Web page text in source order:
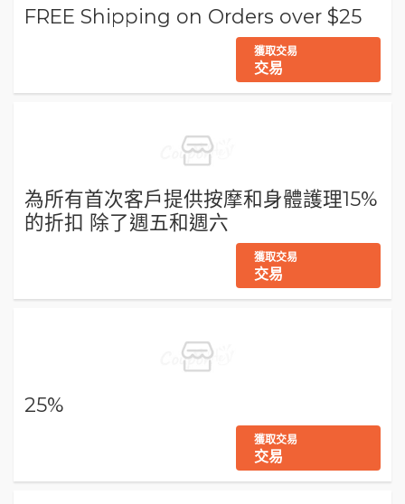
FREE Shipping on Orders over $25
獲取交易
交易
為所有首次客戶提供按摩和身體護理15%
的折扣 除了週五和週六
獲取交易
交易
25%
獲取交易
交易